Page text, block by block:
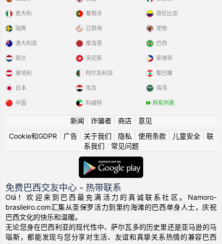
意大利
瑞典
葡萄牙
已禁用
哥伦比亚
宠物
澳大利亚
荷兰
奥地利
日本
中国
摩洛哥
突尼斯
阿尔及利亚
埃及
科威特
巴西
菲律宾
黎巴嫩
海湾
所有列表
新闻 诈骗者| 商店| 意见
Cookie和GDPR
广告| 关于我们 隐私 使用条款| 儿童安全| 联
系我们
常见问题
免费巴西交友中心 - 热带联系
Olá！欢迎来到巴西最充满活力的真诚联系社区。Namoro-
brasileiro.com汇集从圣保罗活力到里约海滩的巴西单身人士，庆祝
巴西文化的快乐和温暖。
无论您身在巴西利亚的现代性中、萨尔瓦多的历史里还是亚马逊的马
瑙斯，都能发现与您分享对生活、友谊和真挚关系热情的兼容巴西